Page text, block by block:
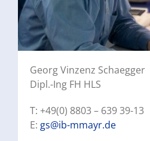
Georg Vinzenz Schaegger
Dipl.-Ing FH HLS
T: +49(0) 8803 – 639 39-13
E: gs@ib-mmayr.de